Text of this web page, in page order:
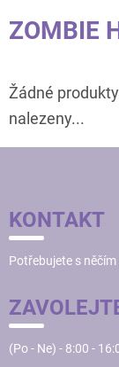
ZOMBIE
Žádné
nalezeny...
A
T
KONTAKT
Potřebujete s
(Po - Ne) - 8:00 -